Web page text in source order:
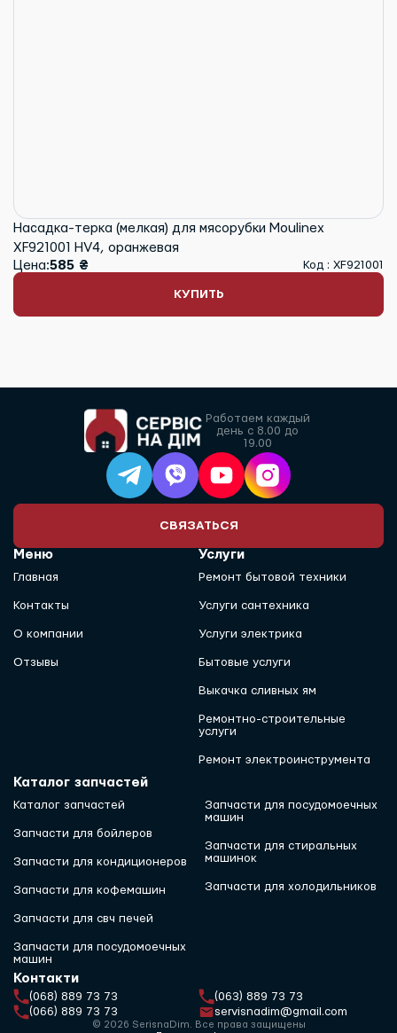
Насадка-терка (мелкая) для мясорубки Moulinex
XF921001 HV4, оранжевая
Цена:585 ₴ Код : XF921001
КУПИТЬ
Работаем каждый
день с 8.00 до
19.00
СВЯЗАТЬСЯ
Меню
Главная
Контакты
О компании
Отзывы
Услуги
Ремонт бытовой техники
Услуги сантехника
Услуги электрика
Бытовые услуги
Выкачка сливных ям
Ремонтно-строительные
услуги
Ремонт электроинструмента
Каталог запчастей
Каталог запчастей
Запчасти для бойлеров
Запчасти для кондиционеров
Запчасти для кофемашин
Запчасти для свч печей
Запчасти для посудомоечных
машин
Запчасти для посудомоечных
машин
Запчасти для стиральных
машинок
Запчасти для холодильников
Контакти
(068) 889 73 73
(063) 889 73 73
(066) 889 73 73
servisnadim@gmail.com
© 2026 SerisnaDim. Все права защищены